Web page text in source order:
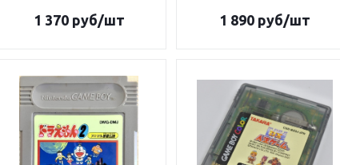
1 370руб/шт 1 890руб/шт